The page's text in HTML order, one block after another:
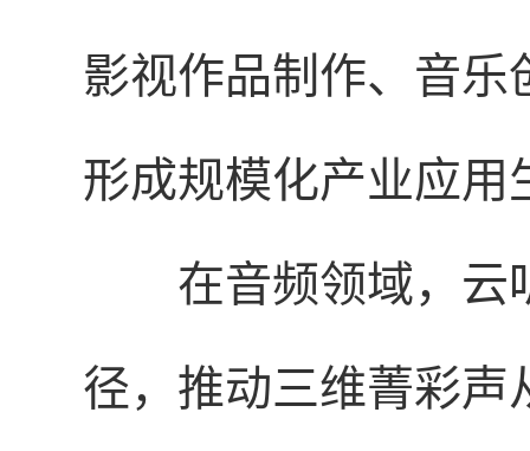
影视作品制作、音
形成规模化产业应用
在音频领域，云
径，推动三维菁彩声